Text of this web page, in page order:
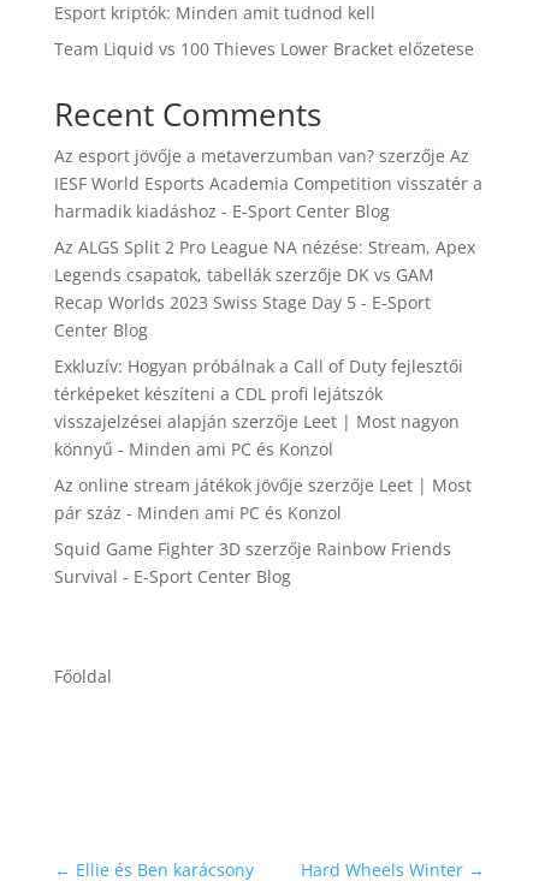
Esport kriptók: Minden amit tudnod kell
Team Liquid vs 100 Thieves Lower Bracket előzetese
Recent Comments
Az esport jövője a metaverzumban van?szerzője Az
IESF World Esports Academia Competition visszatér a
harmadik kiadáshoz - E-Sport Center Blog
Az ALGS Split 2 Pro League NA nézése: Stream, Apex
Legends csapatok, tabellákszerzője DK vs GAM
Recap Worlds 2023 Swiss Stage Day 5 - E-Sport
Center Blog
Exkluzív: Hogyan próbálnak a Call of Duty fejlesztői
térképeket készíteni a CDL profi lejátszók
visszajelzései alapján szerzője Leet | Most nagyon
könnyű - Minden ami PC és Konzol
Az online stream játékok jövője szerzője Leet | Most
pár száz - Minden ami PC és Konzol
Squid Game Fighter 3Dszerzője Rainbow Friends
Survival - E-Sport Center Blog
Főoldal
← Ellie és Ben karácsony Hard Wheels Winter →